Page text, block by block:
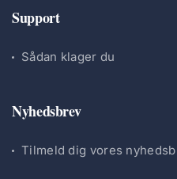
Support
Sådan klager du
Nyhedsbrev
Tilmeld dig vores